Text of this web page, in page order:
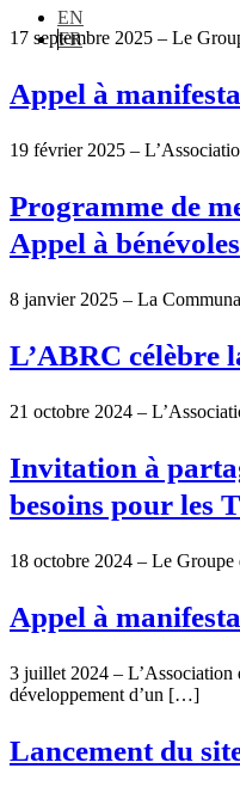
EN
FR
17 septembre 2025 – Le
Appel à
19 février 2025 –
Programme de
Appel à bénévoles
8 janvier 2025 – La
L’ABRC célèbre
21 octobre 2024 –
Invitation à
besoins pour les
18 octobre 2024 – Le Groupe
Appel à
3 juillet 2024 – L’Association
développement d’un […]
Lancement du